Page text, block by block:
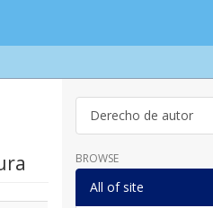
Derecho de autor
BROWSE
All of site